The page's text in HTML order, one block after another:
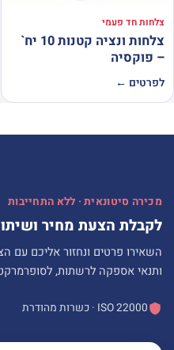
צלחות חד פעמי
צלחות ונציה קטנות 10 יח`
– פוקסיה
לפרטים ←
מכירה סיטונאית · ללא התחייבות
לקבלת הצעת מחיר
השאירו פרטים ונחזור אליכם עם
ותנאי אספקה לרשתות,
ISO 22000 · כשרות מהודרת